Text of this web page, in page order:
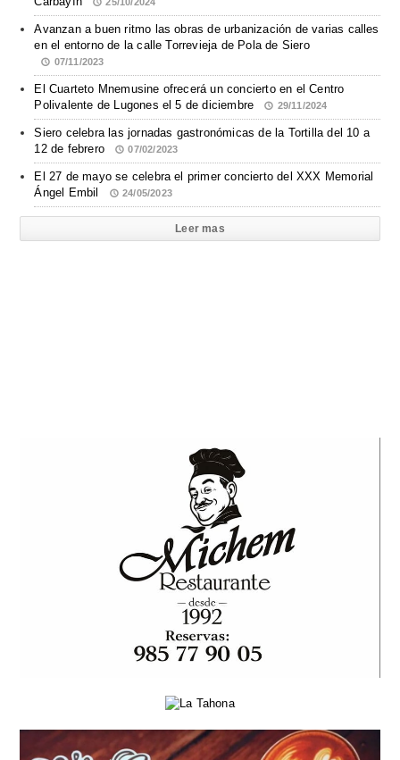
Avanzan a buen ritmo las obras de urbanización de varias calles
en el entorno de la calle Torrevieja de Pola de Siero
07/11/2023
El Cuarteto Mnemusine ofrecerá un concierto en el Centro
Polivalente de Lugones el 5 de diciembre
29/11/2024
Siero celebra las jornadas gastronómicas de la Tortilla del 10 a
12 de febrero
07/02/2023
El 27 de mayo se celebra el primer concierto del XXX Memorial
Ángel Embil
24/05/2023
Leer mas